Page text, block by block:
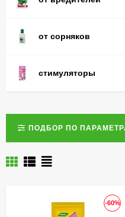
от сорняков
стимуляторы
ПОДБОР ПО
-60%